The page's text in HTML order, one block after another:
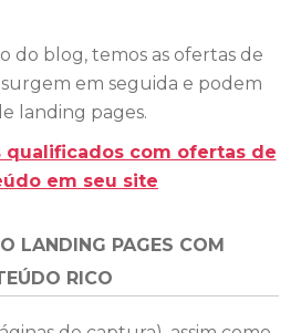
do blog, temos as ofertas de
em seguida e podem
landing pages.
qualificados com ofertas de
em seu site
LANDING PAGES COM
RICO